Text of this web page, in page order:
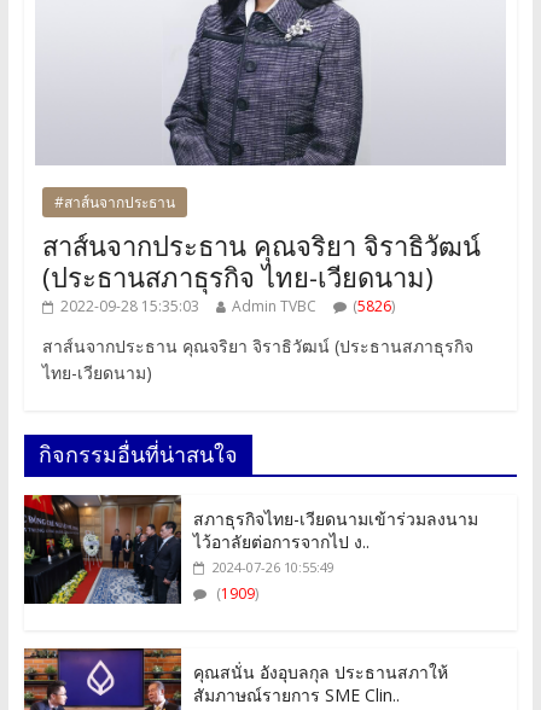
#สาส์นจากประธาน
สาส์นจากประธาน คุณจริยา จิราธิวัฒน์
(ประธานสภาธุรกิจ ไทย-เวียดนาม)
2022-09-28 15:35:03 Admin TVBC (5826)
สาส์นจากประธาน คุณจริยา จิราธิวัฒน์ (ประธานสภาธุรกิจ
ไทย-เวียดนาม)
กิจกรรมอื่นที่น่าสนใจ
สภาธุรกิจไทย-เวียดนามเข้าร่วมลงนาม
ไว้อาลัยต่อการจากไป ง..
2024-07-26 10:55:49
(1909)
คุณสนั่น อังอุบลกุล ประธานสภาให้
สัมภาษณ์รายการ SME Clin..